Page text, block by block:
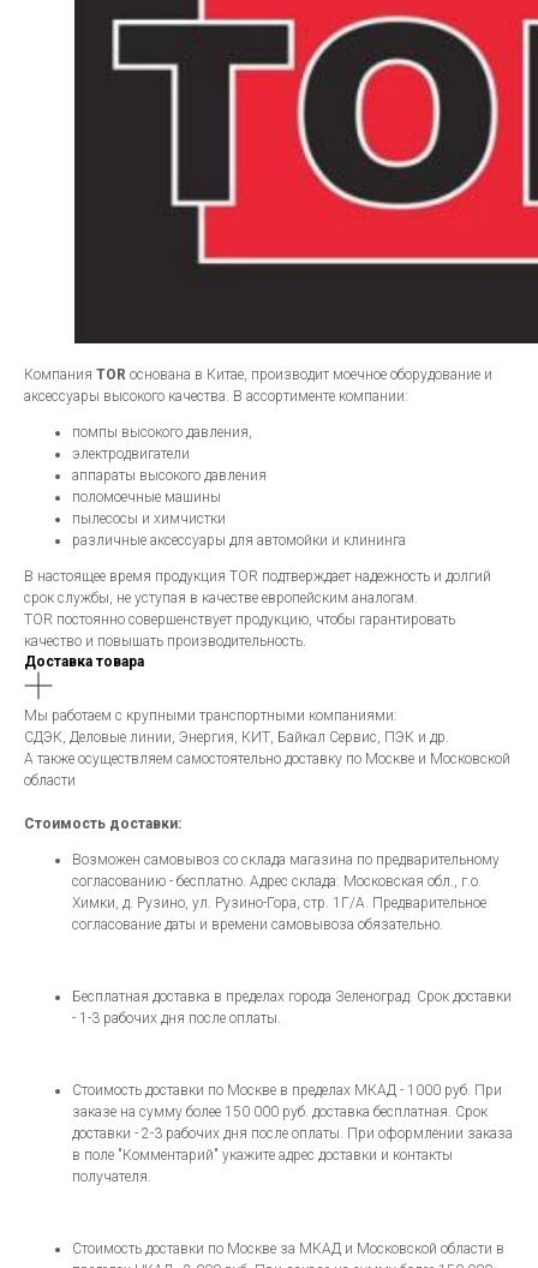
Компания TOR основана в Китае, производит моечное оборудование и
аксессуары высокого качества. В ассортименте компании:
помпы высокого давления,
электродвигатели
аппараты высокого давления
поломоечные машины
пылесосы и химчистки
различные аксессуары для автомойки и клининга
В настоящее время продукция TOR подтверждает надежность и долгий
срок службы, не уступая в качестве европейским аналогам.
TOR постоянно совершенствует продукцию, чтобы гарантировать
качество и повышать производительность.
Доставка товара
Мы работаем с крупными транспортными компаниями:
СДЭК, Деловые линии, Энергия, КИТ, Байкал Сервис, ПЭК и др.
А также осуществляем самостоятельно доставку по Москве и Московской
области
Стоимость доставки:
Возможен самовывоз со склада магазина по предварительному
согласованию - бесплатно. Адрес склада: Московская обл., г.о.
Химки, д. Рузино, ул. Рузино-Гора, стр. 1Г/А. Предварительное
согласование даты и времени самовывоза обязательно.
Бесплатная доставка в пределах города Зеленоград. Срок доставки
- 1-3 рабочих дня после оплаты.
Стоимость доставки по Москве в пределах МКАД - 1000 руб. При
заказе на сумму более 150 000 руб. доставка бесплатная. Срок
доставки - 2-3 рабочих дня после оплаты. При оформлении заказа
в поле "Комментарий" укажите адрес доставки и контакты
получателя.
Стоимость доставки по Москве за МКАД и Московской области в